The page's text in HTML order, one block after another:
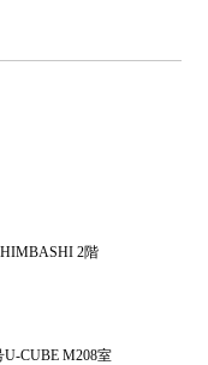
2階
CUBE M208室